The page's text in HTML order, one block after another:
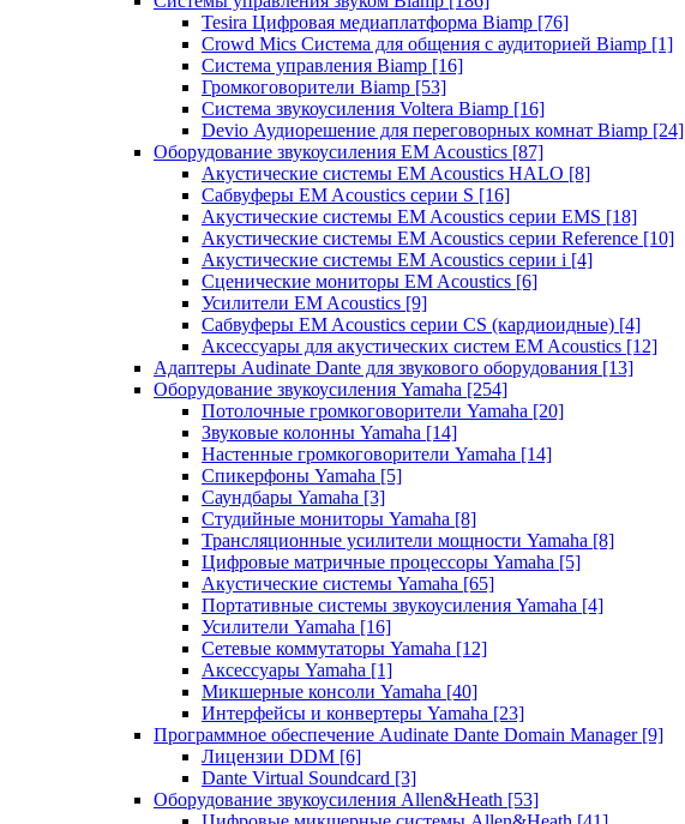
Tesira Цифровая медиаплатформа Biamp [76]
Crowd Mics Система для общения с аудиторией Biamp [1]
Система управления Biamp [16]
Громкоговорители Biamp [53]
Система звукоусиления Voltera Biamp [16]
Devio Аудиорешение для переговорных комнат Biamp [24]
Оборудование звукоусиления EM Acoustics [87]
Акустические системы EM Acoustics HALO [8]
Сабвуферы EM Acoustics серии S [16]
Акустические системы EM Acoustics серии EMS [18]
Акустические системы EM Acoustics серии Reference [10]
Акустические системы EM Acoustics серии i [4]
Сценические мониторы EM Acoustics [6]
Усилители EM Acoustics [9]
Сабвуферы EM Acoustics серии CS (кардиоидные) [4]
Аксессуары для акустических систем EM Acoustics [12]
Адаптеры Audinate Dante для звукового оборудования [13]
Оборудование звукоусиления Yamaha [254]
Потолочные громкоговорители Yamaha [20]
Звуковые колонны Yamaha [14]
Настенные громкоговорители Yamaha [14]
Спикерфоны Yamaha [5]
Саундбары Yamaha [3]
Студийные мониторы Yamaha [8]
Трансляционные усилители мощности Yamaha [8]
Цифровые матричные процессоры Yamaha [5]
Акустические системы Yamaha [65]
Портативные системы звукоусиления Yamaha [4]
Усилители Yamaha [16]
Сетевые коммутаторы Yamaha [12]
Аксессуары Yamaha [1]
Микшерные консоли Yamaha [40]
Интерфейсы и конвертеры Yamaha [23]
Программное обеспечение Audinate Dante Domain Manager [9]
Лицензии DDM [6]
Dante Virtual Soundcard [3]
Оборудование звукоусиления Allen&Heath [53]